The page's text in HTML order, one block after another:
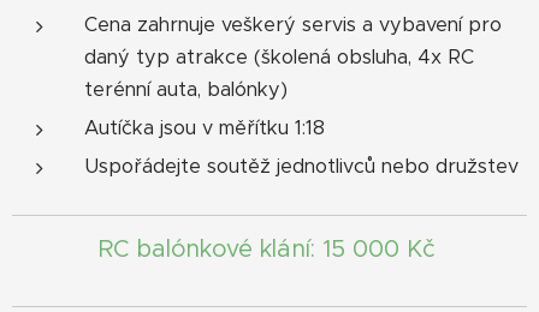
Cena zahrnuje veškerý servis a vybavení pro
daný typ atrakce (školená obsluha, 4x RC
terénní auta, balónky)
Autíčka jsou v měřítku 1:18
Uspořádejte soutěž jednotlivců nebo družstev
RC balónkové klání: 15 000 Kč